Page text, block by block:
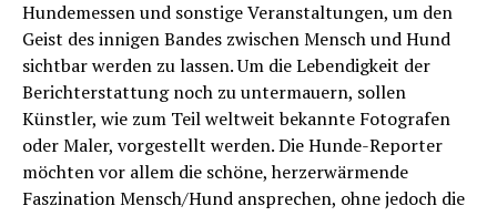
Hundemessen und sonstige Veranstaltungen, um den
Geist des innigen Bandes zwischen Mensch und Hund
sichtbar werden zu lassen. Um die Lebendigkeit der
Berichterstattung noch zu untermauern, sollen
Künstler, wie zum Teil weltweit bekannte Fotografen
oder Maler, vorgestellt werden. Die Hunde-Reporter
möchten vor allem die schöne, herzerwärmende
Faszination Mensch/Hund ansprechen, ohne jedoch die